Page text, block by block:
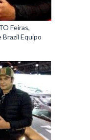
Feiras,
Brazil Equipo